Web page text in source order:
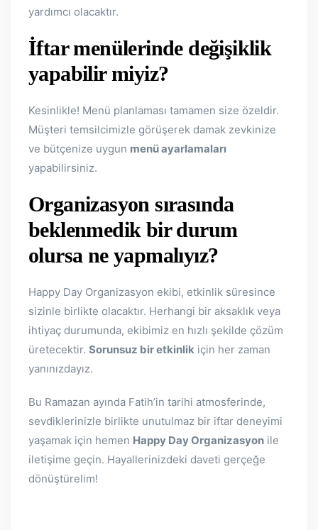
yardımcı olacaktır.
İftar menülerinde değişiklik
yapabilir miyiz?
Kesinlikle! Menü planlaması tamamen size özeldir.
Müşteri temsilcimizle görüşerek damak zevkinize
ve bütçenize uygun menü ayarlamaları
yapabilirsiniz.
Organizasyon sırasında
beklenmedik bir durum
olursa ne yapmalıyız?
Happy Day Organizasyon ekibi, etkinlik süresince
sizinle birlikte olacaktır. Herhangi bir aksaklık veya
ihtiyaç durumunda, ekibimiz en hızlı şekilde çözüm
üretecektir. Sorunsuz bir etkinlik için her zaman
yanınızdayız.
Bu Ramazan ayında Fatih’in tarihi atmosferinde,
sevdiklerinizle birlikte unutulmaz bir iftar deneyimi
yaşamak için hemen Happy Day Organizasyon ile
iletişime geçin. Hayallerinizdeki daveti gerçeğe
dönüştürelim!